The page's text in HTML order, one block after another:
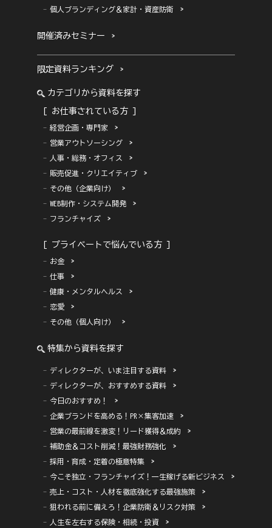
個人ブランディング＆家計・資産防衛
開催済みセミナー
限定資料ランキング
カテゴリから資料を探す
[ お仕事されている方 ]
経営企画・専門家
営業アウトソーシング
人事・総務・オフィス
販売促進・クリエイティブ
その他（企業向け）
WEB制作・システム開発
フランチャイズ
[ プライベートで悩んでいる方 ]
お金
仕事
健康・メンタルヘルス
恋愛
その他（個人向け）
特集から資料を探す
ディレクターが、いま注目する資料
ディレクターが、おすすめする資料
今日のおすすめ！
企業ブランドを高める！PR×集客加速
営業の最前線を激変！リード獲得＆成約
補助金＆コスト削減！最強財務強化
採用・育成・定着の極意特集
今こそ独立・フランチャイズ！一生稼げる新ビジネス
売上・コスト・人材を徹底強化する最強施策
狙われる前に備えろ！企業防衛＆リスク対策
人生を左右する保険・相続・投資